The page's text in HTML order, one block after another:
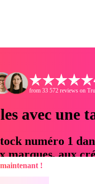
from 33 572 reviews on
avec une
numéro 1
aux
!